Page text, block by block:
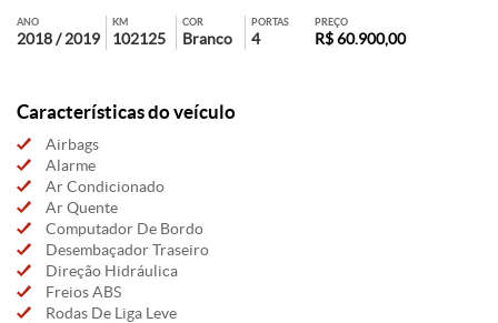
ANO
2018 / 2019
KM
102125
COR
Branco
PORTAS
4
PREÇO
R$ 60.900,00
Características do veículo
Airbags
Alarme
Ar Condicionado
Ar Quente
Computador De Bordo
Desembaçador Traseiro
Direção Hidráulica
Freios ABS
Rodas De Liga Leve